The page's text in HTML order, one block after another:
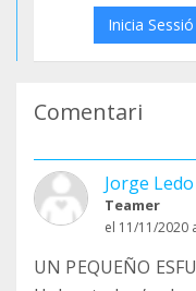
Inicia Sessió
Comentari
Jorge
Teamer
el 11/11/2020
UN PEQUEÑO